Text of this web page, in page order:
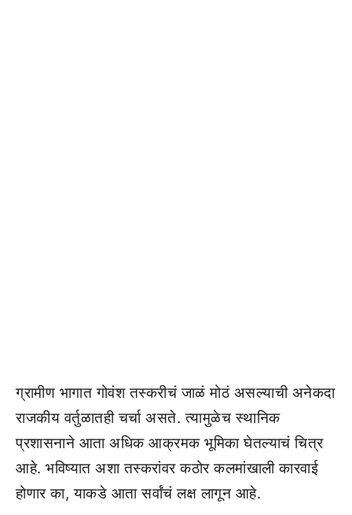
ग्रामीण भागात गोवंश तस्करीचं जाळं मोठं असल्याची अनेकदा
राजकीय वर्तुळातही चर्चा असते. त्यामुळेच स्थानिक
प्रशासनाने आता अधिक आक्रमक भूमिका घेतल्याचं चित्र
आहे. भविष्यात अशा तस्करांवर कठोर कलमांखाली कारवाई
होणार का, याकडे आता सर्वांचं लक्ष लागून आहे.